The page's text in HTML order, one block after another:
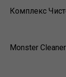
Комплекс
Monster